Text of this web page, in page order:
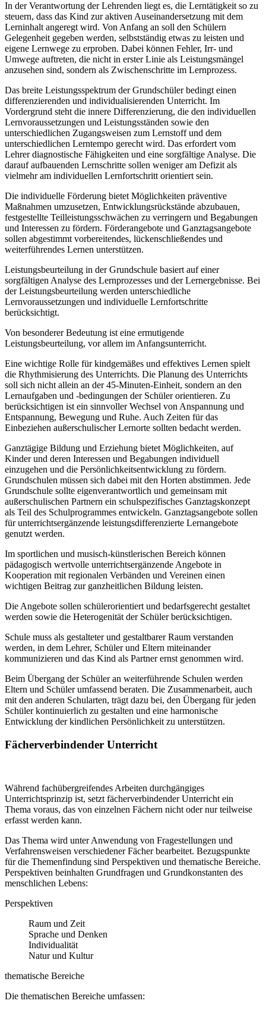
In der Verantwortung der Lehrenden liegt es, die Lerntätigkeit so zu
steuern, dass das Kind zur aktiven Auseinandersetzung mit dem
Lerninhalt angeregt wird. Von Anfang an soll den Schülern
Gelegenheit gegeben werden, selbstständig etwas zu leisten und
eigene Lernwege zu erproben. Dabei können Fehler, Irr- und
Umwege auftreten, die nicht in erster Linie als Leistungsmängel
anzusehen sind, sondern als Zwischenschritte im Lernprozess.
Das breite Leistungsspektrum der Grundschüler bedingt einen
differenzierenden und individualisierenden Unterricht. Im
Vordergrund steht die innere Differenzierung, die den individuellen
Lernvoraussetzungen und Leistungsständen sowie den
unterschiedlichen Zugangsweisen zum Lernstoff und dem
unterschiedlichen Lerntempo gerecht wird. Das erfordert vom
Lehrer diagnostische Fähigkeiten und eine sorgfältige Analyse. Die
darauf aufbauenden Lernschritte sollen weniger am Defizit als
vielmehr am individuellen Lernfortschritt orientiert sein.
Die individuelle Förderung bietet Möglichkeiten präventive
Maßnahmen umzusetzen, Entwicklungsrückstände abzubauen,
festgestellte Teilleistungsschwächen zu verringern und Begabungen
und Interessen zu fördern. Förderangebote und Ganztagsangebote
sollen abgestimmt vorbereitendes, lückenschließendes und
weiterführendes Lernen unterstützen.
Leistungsbeurteilung in der Grundschule basiert auf einer
sorgfältigen Analyse des Lernprozesses und der Lernergebnisse. Bei
der Leistungsbeurteilung werden unterschiedliche
Lernvoraussetzungen und individuelle Lernfortschritte
berücksichtigt.
Von besonderer Bedeutung ist eine ermutigende
Leistungsbeurteilung, vor allem im Anfangsunterricht.
Eine wichtige Rolle für kindgemäßes und effektives Lernen spielt
die Rhythmisierung des Unterrichts. Die Planung des Unterrichts
soll sich nicht allein an der 45-Minuten-Einheit, sondern an den
Lernaufgaben und -bedingungen der Schüler orientieren. Zu
berücksichtigen ist ein sinnvoller Wechsel von Anspannung und
Entspannung, Bewegung und Ruhe. Auch Zeiten für das
Einbeziehen außerschulischer Lernorte sollten bedacht werden.
Ganztägige Bildung und Erziehung bietet Möglichkeiten, auf
Kinder und deren Interessen und Begabungen individuell
einzugehen und die Persönlichkeitsentwicklung zu fördern.
Grundschulen müssen sich dabei mit den Horten abstimmen. Jede
Grundschule sollte eigenverantwortlich und gemeinsam mit
außerschulischen Partnern ein schulspezifisches Ganztagskonzept
als Teil des Schulprogrammes entwickeln. Ganztagsangebote sollen
für unterrichtsergänzende leistungsdifferenzierte Lernangebote
genutzt werden.
Im sportlichen und musisch-künstlerischen Bereich können
pädagogisch wertvolle unterrichtsergänzende Angebote in
Kooperation mit regionalen Verbänden und Vereinen einen
wichtigen Beitrag zur ganzheitlichen Bildung leisten.
Die Angebote sollen schülerorientiert und bedarfsgerecht gestaltet
werden sowie die Heterogenität der Schüler berücksichtigen.
Schule muss als gestalteter und gestaltbarer Raum verstanden
werden, in dem Lehrer, Schüler und Eltern miteinander
kommunizieren und das Kind als Partner ernst genommen wird.
Beim Übergang der Schüler an weiterführende Schulen werden
Eltern und Schüler umfassend beraten. Die Zusammenarbeit, auch
mit den anderen Schularten, trägt dazu bei, den Übergang für jeden
Schüler kontinuierlich zu gestalten und eine harmonische
Entwicklung der kindlichen Persönlichkeit zu unterstützen.
Fächerverbindender Unterricht
Während fachübergreifendes Arbeiten durchgängiges
Unterrichtsprinzip ist, setzt fächerverbindender Unterricht ein
Thema voraus, das von einzelnen Fächern nicht oder nur teilweise
erfasst werden kann.
Das Thema wird unter Anwendung von Fragestellungen und
Verfahrensweisen verschiedener Fächer bearbeitet. Bezugspunkte
für die Themenfindung sind Perspektiven und thematische Bereiche.
Perspektiven beinhalten Grundfragen und Grundkonstanten des
menschlichen Lebens:
Perspektiven
Raum und Zeit
Sprache und Denken
Individualität
Natur und Kultur
thematische Bereiche
Die thematischen Bereiche umfassen: